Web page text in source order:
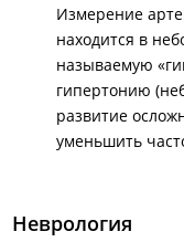
Измерение
находится в
называемую
гипертонию
развитие
уменьшить
Неврология